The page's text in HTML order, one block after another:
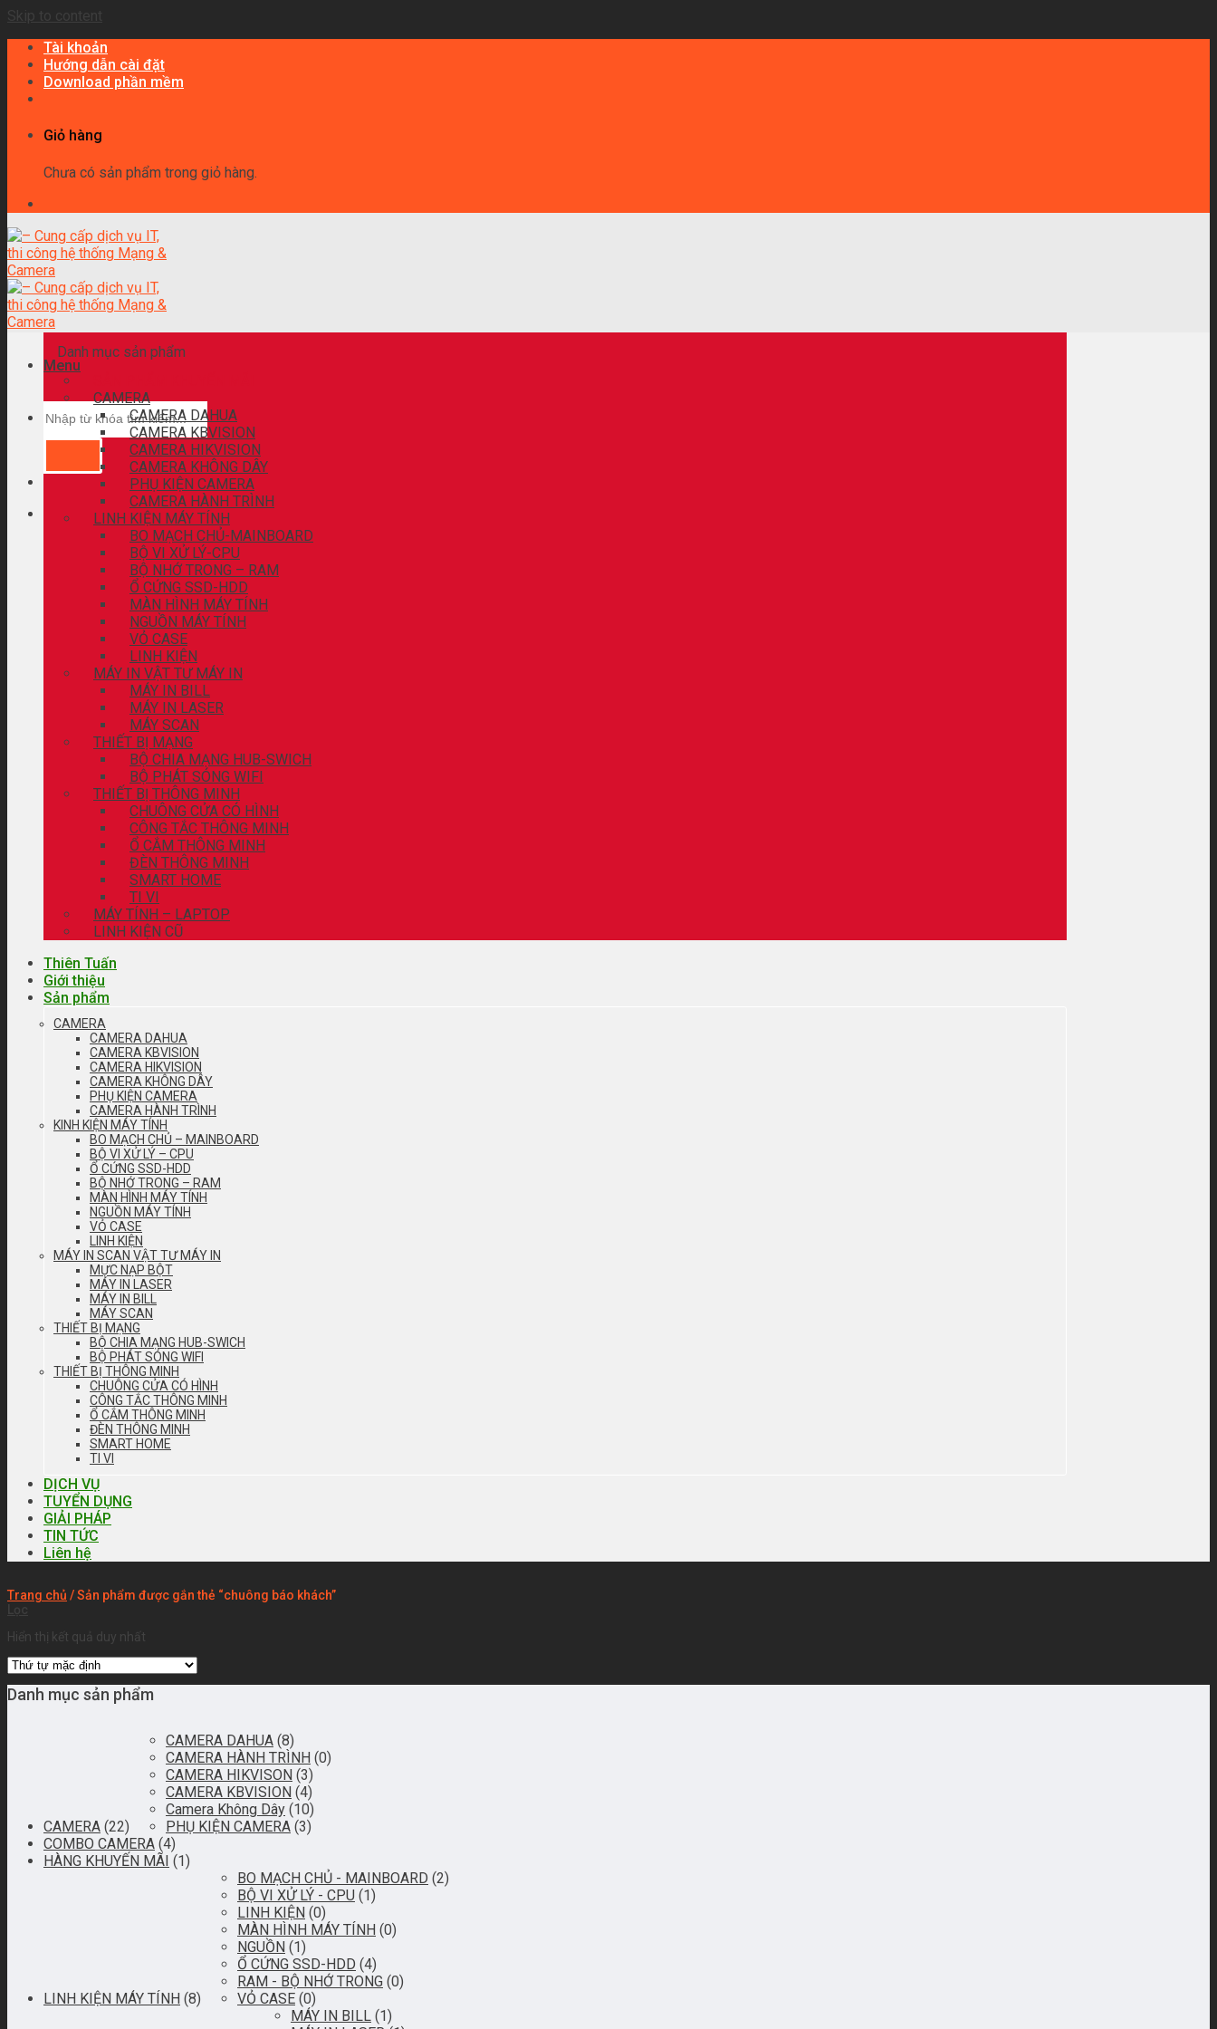
Skip to content
Tài khoản
Hướng dẫn cài đặt
Download phần mềm
Giỏ hàng
Chưa có sản phẩm trong giỏ hàng.
Menu
Danh mục sản phẩm
CAMERA
CAMERA DAHUA
CAMERA KBVISION
CAMERA HIKVISION
CAMERA KHÔNG DÂY
PHỤ KIỆN CAMERA
CAMERA HÀNH TRÌNH
LINH KIỆN MÁY TÍNH
BO MẠCH CHỦ-MAINBOARD
BỘ VI XỬ LÝ-CPU
BỘ NHỚ TRONG – RAM
Ổ CỨNG SSD-HDD
MÀN HÌNH MÁY TÍNH
NGUỒN MÁY TÍNH
VỎ CASE
LINH KIỆN
MÁY IN VẬT TƯ MÁY IN
MÁY IN BILL
MÁY IN LASER
MÁY SCAN
THIẾT BỊ MẠNG
BỘ CHIA MẠNG HUB-SWICH
BỘ PHÁT SÓNG WIFI
THIẾT BỊ THÔNG MINH
CHUÔNG CỬA CÓ HÌNH
CÔNG TẮC THÔNG MINH
Ổ CẮM THÔNG MINH
ĐÈN THÔNG MINH
SMART HOME
TI VI
MÁY TÍNH – LAPTOP
LINH KIỆN CŨ
Thiên Tuấn
Giới thiệu
Sản phẩm
CAMERA
CAMERA DAHUA
CAMERA KBVISION
CAMERA HIKVISION
CAMERA KHÔNG DÂY
PHỤ KIỆN CAMERA
CAMERA HÀNH TRÌNH
KINH KIỆN MÁY TÍNH
BO MẠCH CHỦ – MAINBOARD
BỘ VI XỬ LÝ – CPU
Ổ CỨNG SSD-HDD
BỘ NHỚ TRONG – RAM
MÀN HÌNH MÁY TÍNH
NGUỒN MÁY TÍNH
VỎ CASE
LINH KIỆN
MÁY IN SCAN VẬT TƯ MÁY IN
MỰC NẠP BỘT
MÁY IN LASER
MÁY IN BILL
MÁY SCAN
THIẾT BỊ MẠNG
BỘ CHIA MẠNG HUB-SWICH
BỘ PHÁT SÓNG WIFI
THIẾT BỊ THÔNG MINH
CHUÔNG CỬA CÓ HÌNH
CÔNG TẮC THÔNG MINH
Ổ CẮM THÔNG MINH
ĐÈN THÔNG MINH
SMART HOME
TI VI
DỊCH VỤ
TUYỂN DỤNG
GIẢI PHÁP
TIN TỨC
Liên hệ
Trang chủ /Sản phẩm được gắn thẻ “chuông báo khách”
Hiển thị kết quả duy nhất
Danh mục sản phẩm
CAMERA (22)
CAMERA DAHUA (8)
CAMERA HÀNH TRÌNH (0)
CAMERA HIKVISON (3)
CAMERA KBVISION (4)
Camera Không Dây (10)
PHỤ KIỆN CAMERA (3)
COMBO CAMERA (4)
HÀNG KHUYẾN MÃI (1)
LINH KIỆN MÁY TÍNH (8)
BO MẠCH CHỦ - MAINBOARD (2)
BỘ VI XỬ LÝ - CPU (1)
LINH KIỆN (0)
MÀN HÌNH MÁY TÍNH (0)
NGUỒN (1)
Ổ CỨNG SSD-HDD (4)
RAM - BỘ NHỚ TRONG (0)
VỎ CASE (0)
MÁY IN BILL (1)